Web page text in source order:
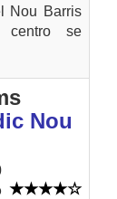
Nou Barris
centro se
Nou